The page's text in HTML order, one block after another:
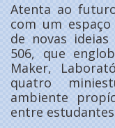
Atenta ao
com um
de novas
506, que
Maker,
quatro
ambiente
entre